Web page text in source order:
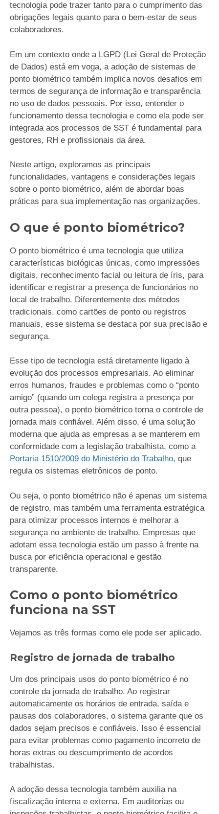
tecnologia pode trazer tanto para o cumprimento das
obrigações legais quanto para o bem-estar de seus
colaboradores.
Em um contexto onde a LGPD (Lei Geral de Proteção
de Dados) está em voga, a adoção de sistemas de
ponto biométrico também implica novos desafios em
termos de segurança de informação e transparência
no uso de dados pessoais. Por isso, entender o
funcionamento dessa tecnologia e como ela pode ser
integrada aos processos de SST é fundamental para
gestores, RH e profissionais da área.
Neste artigo, exploramos as principais
funcionalidades, vantagens e considerações legais
sobre o ponto biométrico, além de abordar boas
práticas para sua implementação nas organizações.
O que é ponto biométrico?
O ponto biométrico é uma tecnologia que utiliza
características biológicas únicas, como impressões
digitais, reconhecimento facial ou leitura de íris, para
identificar e registrar a presença de funcionários no
local de trabalho. Diferentemente dos métodos
tradicionais, como cartões de ponto ou registros
manuais, esse sistema se destaca por sua precisão e
segurança.
Esse tipo de tecnologia está diretamente ligado à
evolução dos processos empresariais. Ao eliminar
erros humanos, fraudes e problemas como o “ponto
amigo” (quando um colega registra a presença por
outra pessoa), o ponto biométrico torna o controle de
jornada mais confiável. Além disso, é uma solução
moderna que ajuda as empresas a se manterem em
conformidade com a legislação trabalhista, como a
Portaria 1510/2009 do Ministério do Trabalho, que
regula os sistemas eletrônicos de ponto.
Ou seja, o ponto biométrico não é apenas um sistema
de registro, mas também uma ferramenta estratégica
para otimizar processos internos e melhorar a
segurança no ambiente de trabalho. Empresas que
adotam essa tecnologia estão um passo à frente na
busca por eficiência operacional e gestão
transparente.
Como o ponto biométrico
funciona na SST
Vejamos as três formas como ele pode ser aplicado.
Registro de jornada de trabalho
Um dos principais usos do ponto biométrico é no
controle da jornada de trabalho. Ao registrar
automaticamente os horários de entrada, saída e
pausas dos colaboradores, o sistema garante que os
dados sejam precisos e confiáveis. Isso é essencial
para evitar problemas como pagamento incorreto de
horas extras ou descumprimento de acordos
trabalhistas.
A adoção dessa tecnologia também auxilia na
fiscalização interna e externa. Em auditorias ou